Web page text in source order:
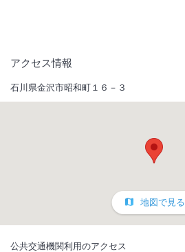
アクセス情報
石川県金沢市昭和町１６－３
地図で見る
公共交通機関利用のアクセス